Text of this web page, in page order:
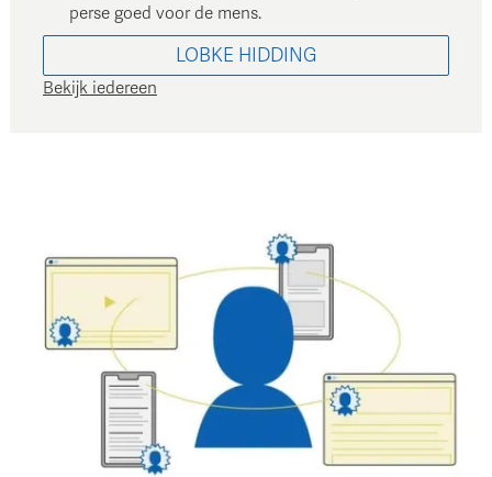
perse goed voor de mens.
LOBKE HIDDING
Bekijk iedereen